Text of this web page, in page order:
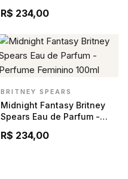
R$ 234,00
BRITNEY SPEARS
Midnight Fantasy Britney
Spears Eau de Parfum -
R$ 234,00